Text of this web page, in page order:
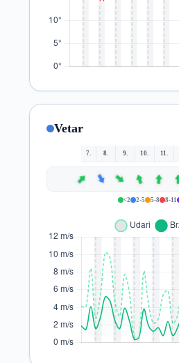
Vetar
7. 8. 9. 10. 11.